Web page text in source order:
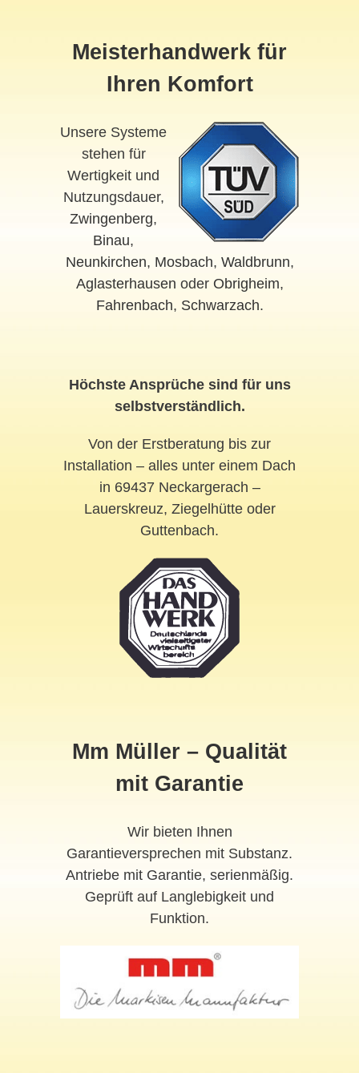
Meisterhandwerk für
Ihren Komfort
Unsere Systeme
stehen für
Wertigkeit und
Nutzungsdauer,
Zwingenberg,
Binau,
Neunkirchen, Mosbach, Waldbrunn,
Aglasterhausen oder Obrigheim,
Fahrenbach, Schwarzach.
Höchste Ansprüche sind für uns
selbstverständlich.
Von der Erstberatung bis zur
Installation – alles unter einem Dach
in 69437 Neckargerach –
Lauerskreuz, Ziegelhütte oder
Guttenbach.
Mm Müller – Qualität
mit Garantie
Wir bieten Ihnen
Garantieversprechen mit Substanz.
Antriebe mit Garantie, serienmäßig.
Geprüft auf Langlebigkeit und
Funktion.